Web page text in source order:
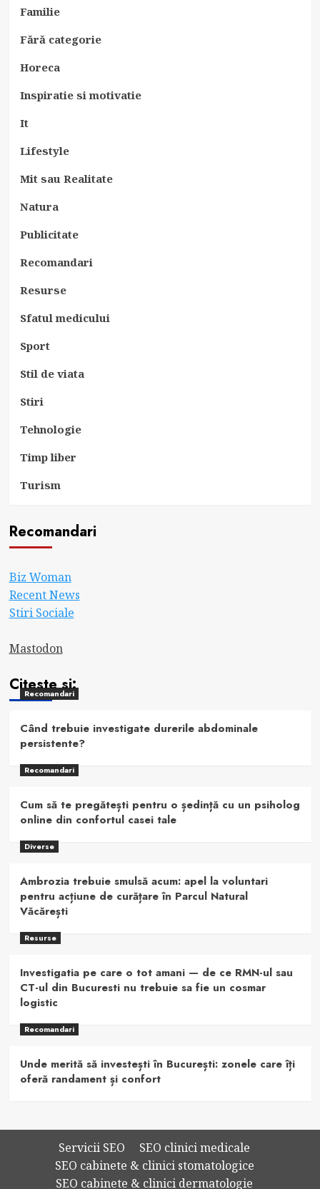
Familie
Fără categorie
Horeca
Inspiratie si motivatie
It
Lifestyle
Mit sau Realitate
Natura
Publicitate
Recomandari
Resurse
Sfatul medicului
Sport
Stil de viata
Stiri
Tehnologie
Timp liber
Turism
Recomandari
Biz Woman
Recent News
Stiri Sociale
Mastodon
Citeste si:
Recomandari
Când trebuie investigate durerile abdominale
persistente?
Recomandari
Cum să te pregătești pentru o ședință cu un psiholog
online din confortul casei tale
Diverse
Ambrozia trebuie smulsă acum: apel la voluntari
pentru acțiune de curățare în Parcul Natural
Văcărești
Resurse
Investigatia pe care o tot amani — de ce RMN-ul sau
CT-ul din Bucuresti nu trebuie sa fie un cosmar
logistic
Recomandari
Unde merită să investești în București: zonele care îți
oferă randament și confort
Servicii SEO
SEO clinici medicale
SEO cabinete & clinici stomatologice
SEO cabinete & clinici dermatologie